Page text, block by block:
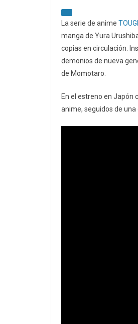
La serie de anime
manga de Yura
copias en circulación.
demonios de nueva
de Momotaro.
En el estreno en Japón
anime, seguidos de una